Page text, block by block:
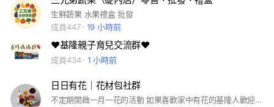
生鮮蔬果 水果禮盒 批發
成員447
19 小時前
❤️基隆親子育兒交流群❤️
成員434 1 小時前
日日有花｜花材包社群
不定期開啟一月一花的活動 如果喜歡家中有花的基隆人歡迎加入 闆娘是基隆人 平日不在基隆上班 週末有花束需求歡迎找我☺️ #基隆 #零廢材 #月花